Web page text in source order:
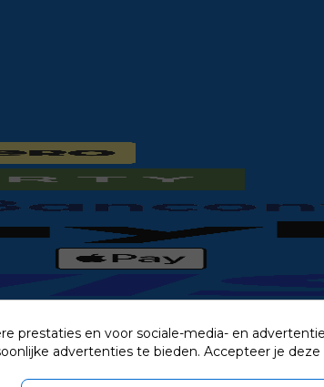
prestaties en voor sociale-media- en
advertenties te bieden. Accepteer je